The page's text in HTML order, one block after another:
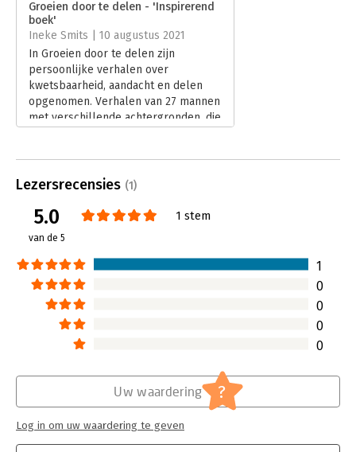
Druk:
1
Verschijningsdatum:
5-6-2021
Hoofdrubriek: Mens en maatschappij
Groeien door te delen - 'Inspirerend
boek'
Ineke Smits | 10 augustus 2021
In Groeien door te delen zijn
persoonlijke verhalen over
kwetsbaarheid, aandacht en delen
opgenomen. Verhalen van 27 mannen
met verschillende achtergronden, die
Lees verder
Lezersrecensies (1)
5.0
van de 5
1 stem
1
0
0
0
0
Uw waardering ?
Log in om uw waardering te geven